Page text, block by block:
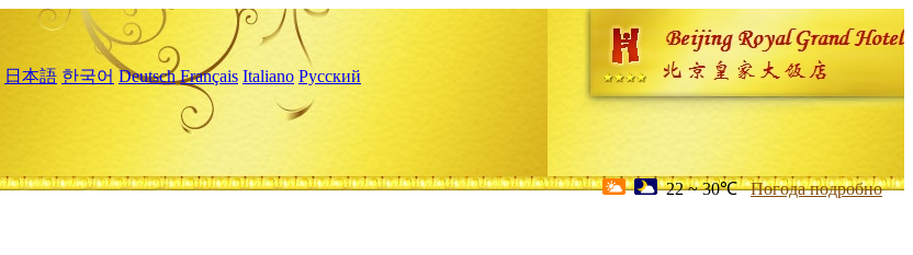
日本語 한국어 Deutsch Français Italiano Русский
22 ~ 30℃ Погода подробно